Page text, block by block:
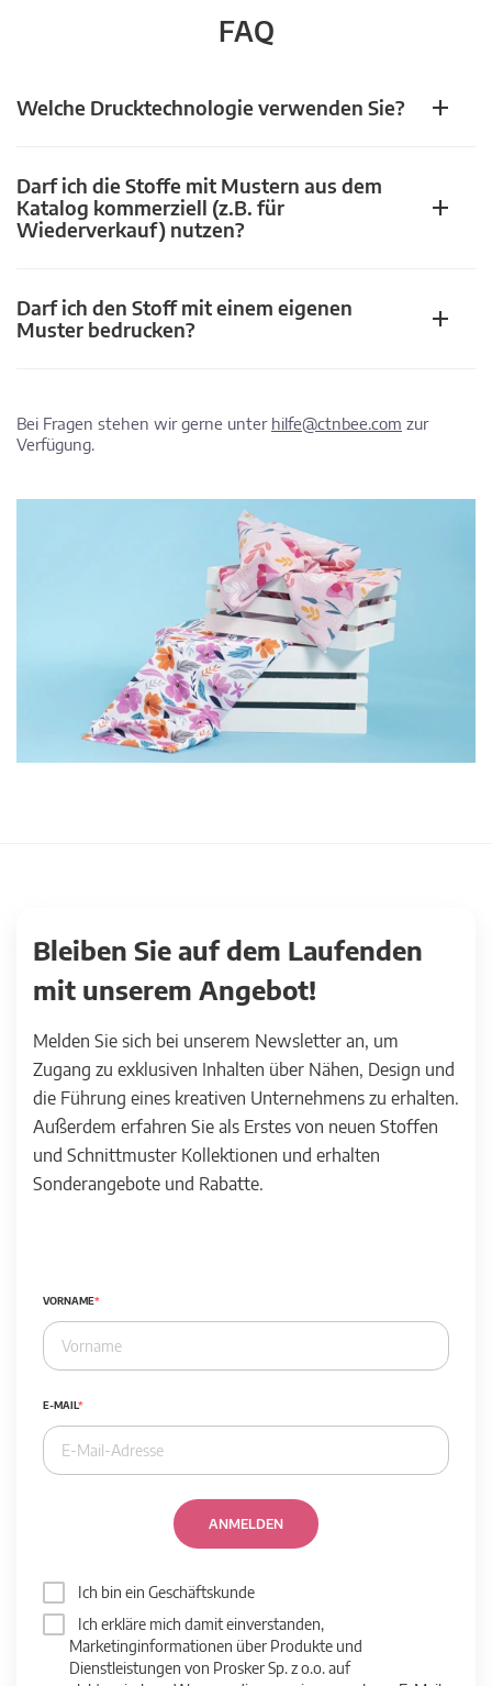
FAQ
Welche Drucktechnologie verwenden Sie?
Darf ich die Stoffe mit Mustern aus dem
Katalog kommerziell (z.B. für
Wiederverkauf) nutzen?
Darf ich den Stoff mit einem eigenen
Muster bedrucken?
Bei Fragen stehen wir gerne unter hilfe@ctnbee.com zur
Verfügung.
Bleiben Sie auf dem Laufenden
mit unserem Angebot!
Melden Sie sich bei unserem Newsletter an, um
Zugang zu exklusiven Inhalten über Nähen, Design und
die Führung eines kreativen Unternehmens zu erhalten.
Außerdem erfahren Sie als Erstes von neuen Stoffen
und Schnittmuster Kollektionen und erhalten
Sonderangebote und Rabatte.
VORNAME
E-MAIL
ANMELDEN
Ich bin ein Geschäftskunde
Ich erkläre mich damit einverstanden,
Marketinginformationen über Produkte und
Dienstleistungen von Prosker Sp. z o.o. auf